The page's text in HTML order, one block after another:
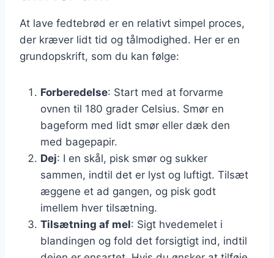
At lave fedtebrød er en relativt simpel proces,
der kræver lidt tid og tålmodighed. Her er en
grundopskrift, som du kan følge:
Forberedelse: Start med at forvarme
ovnen til 180 grader Celsius. Smør en
bageform med lidt smør eller dæk den
med bagepapir.
Dej: I en skål, pisk smør og sukker
sammen, indtil det er lyst og luftigt. Tilsæt
æggene et ad gangen, og pisk godt
imellem hver tilsætning.
Tilsætning af mel: Sigt hvedemelet i
blandingen og fold det forsigtigt ind, indtil